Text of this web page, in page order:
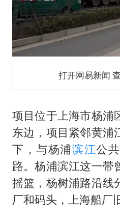
打开网易新闻
项目位于上海市杨浦
东边，项目紧邻黄浦
下，与杨浦滨江公
路。杨浦滨江这一带
摇篮，杨树浦路沿线
厂和码头，上海船厂